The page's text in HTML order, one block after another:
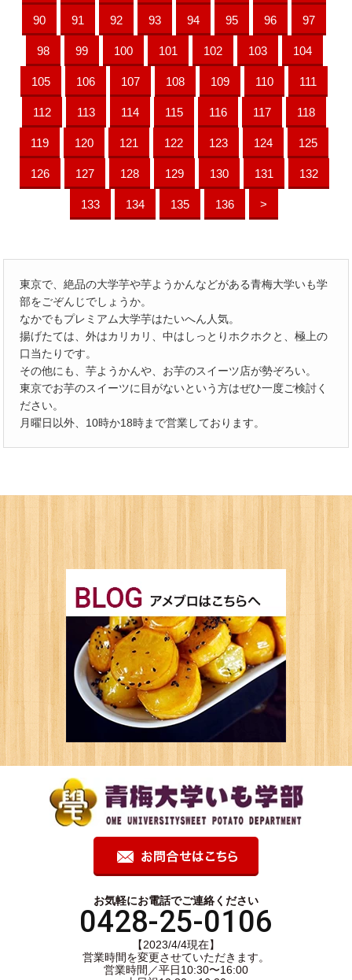
90 91 92 93 94 95 96 97
98 99 100 101 102 103 104
105 106 107 108 109 110 111
112 113 114 115 116 117 118
119 120 121 122 123 124 125
126 127 128 129 130 131 132
133 134 135 136 >
東京で、絶品の大学芋や芋ようかんなどがある青梅大学いも学
部をごぞんじでしょうか。
なかでもプレミアム大学芋はたいへん人気。
揚げたては、外はカリカリ、中はしっとりホクホクと、極上の
口当たりです。
その他にも、芋ようかんや、お芋のスイーツ店が勢ぞろい。
東京でお芋のスイーツに目がないという方はぜひ一度ご検討く
ださい。
月曜日以外、10時か18時まで営業しております。
お気軽にお電話でご連絡ください
0428-25-0106
【2023/4/4現在】
営業時間を変更させていただきます。
営業時間／平日10:30〜16:00